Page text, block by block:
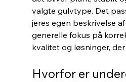
valgte gulvtype. Det
jeres egen beskrivelse
generelle fokus på
kvalitet og løsninger,
Hvorfor er